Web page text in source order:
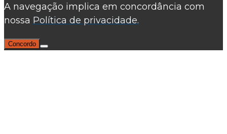
A navegação implica em concordância com
nossa Política de privacidade.
Concordo